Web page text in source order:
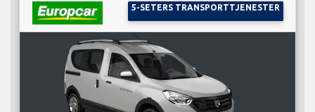
5-SETERS TRANSPORTTJENESTER